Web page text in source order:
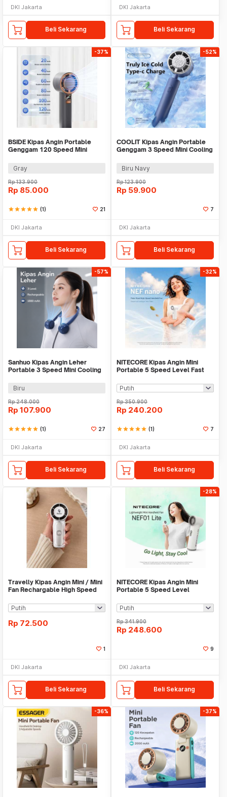
DKI Jakarta
Beli Sekarang
DKI Jakarta
Beli Sekarang
-37%
BSIDE Kipas Angin Portable
Genggam 120 Speed Mini
Gray
Rp133.900
Rp 85.000
starstarstarstarstar (1) 21
DKI Jakarta
Beli Sekarang
-52%
COOLIT Kipas Angin Portable
Genggam 3 Speed Mini Cooling
Biru Navy
Rp123.900
Rp 59.900
7
DKI Jakarta
Beli Sekarang
-57%
Sanhuo Kipas Angin Leher
Portable 3 Speed Mini Cooling
Biru
Rp248.000
Rp 107.900
starstarstarstarstar (1) 27
DKI Jakarta
Beli Sekarang
-32%
NITECORE Kipas Angin Mini
Portable 5 Speed Level Fast
Rp350.900
Rp 240.200
starstarstarstarstar (1) 7
DKI Jakarta
Beli Sekarang
Travelly Kipas Angin Mini / Mini
Fan Rechargable High Speed
Rp 72.500
1
DKI Jakarta
Beli Sekarang
-28%
NITECORE Kipas Angin Mini
Portable 5 Speed Level
Rp341.900
Rp 248.600
9
DKI Jakarta
Beli Sekarang
-36% -37%